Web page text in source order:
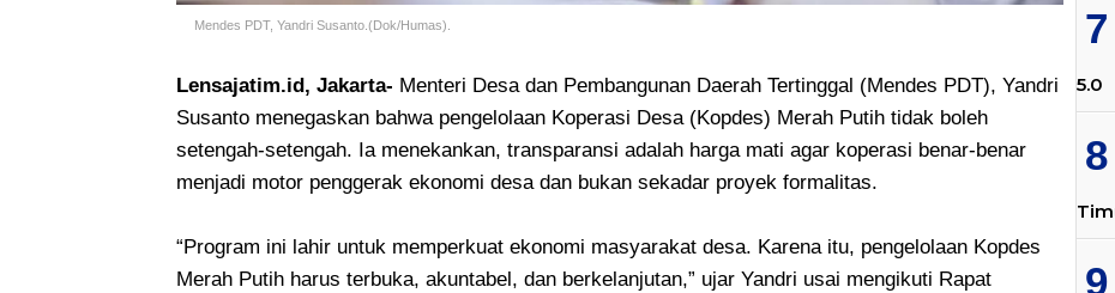
Mendes PDT, Yandri Susanto.(Dok/Humas).
Lensajatim.id, Jakarta- Menteri Desa dan Pembangunan Daerah Tertinggal (Mendes PDT), Yandri
Susanto menegaskan bahwa pengelolaan Koperasi Desa (Kopdes) Merah Putih tidak boleh
setengah-setengah. Ia menekankan, transparansi adalah harga mati agar koperasi benar-benar
menjadi motor penggerak ekonomi desa dan bukan sekadar proyek formalitas.
“Program ini lahir untuk memperkuat ekonomi masyarakat desa. Karena itu, pengelolaan Kopdes
Merah Putih harus terbuka, akuntabel, dan berkelanjutan,” ujar Yandri usai mengikuti Rapat
5.0